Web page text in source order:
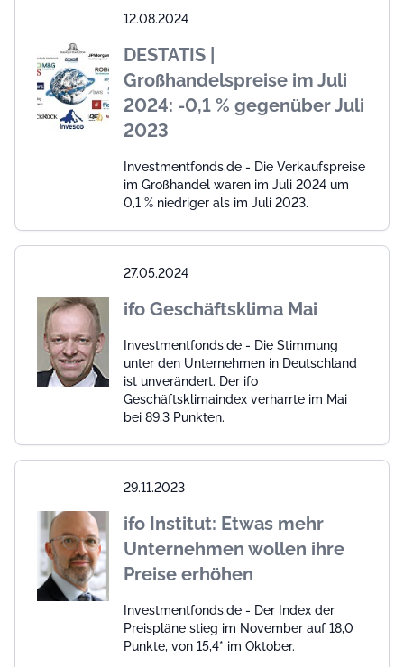
12.08.2024
DESTATIS |
Großhandelspreise im Juli
2024: -0,1 % gegenüber Juli
2023
Investmentfonds.de - Die Verkaufspreise
im Großhandel waren im Juli 2024 um
0,1 % niedriger als im Juli 2023.
27.05.2024
ifo Geschäftsklima Mai
Investmentfonds.de - Die Stimmung
unter den Unternehmen in Deutschland
ist unverändert. Der ifo
Geschäftsklimaindex verharrte im Mai
bei 89,3 Punkten.
29.11.2023
ifo Institut: Etwas mehr
Unternehmen wollen ihre
Preise erhöhen
Investmentfonds.de - Der Index der
Preispläne stieg im November auf 18,0
Punkte, von 15,4* im Oktober.